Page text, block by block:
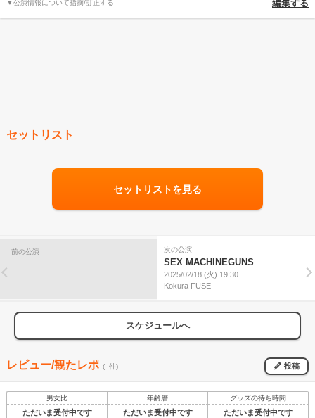
▼公演情報について指摘/訂正する 編集する
セットリスト
セットリストを見る
前の公演 次の公演
SEX MACHINEGUNS
2025/02/18 (火) 19:30
Kokura FUSE
スケジュールへ
レビュー/観たレポ (--件) 投稿
男女比 年齢層 グッズの待ち時間
ただいま受付中です ただいま受付中です ただいま受付中です